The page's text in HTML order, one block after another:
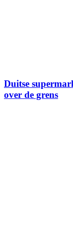
Duitse
over de grens